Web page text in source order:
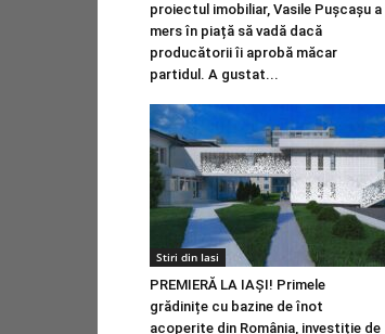
proiectul imobiliar, Vasile Pușcașu a
mers în piață să vadă dacă
producătorii îi aprobă măcar
partidul. A gustat...
Stiri din Iasi
PREMIERĂ LA IAȘI! Primele
grădinițe cu bazine de înot
acoperite din România, investiție de